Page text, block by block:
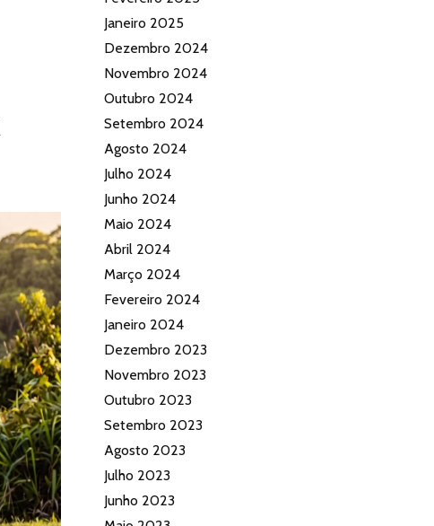
Janeiro 2025
Dezembro 2024
Novembro 2024
Outubro 2024
Setembro 2024
Agosto 2024
Julho 2024
Junho 2024
Maio 2024
Abril 2024
Março 2024
Fevereiro 2024
Janeiro 2024
Dezembro 2023
Novembro 2023
Outubro 2023
Setembro 2023
Agosto 2023
Julho 2023
Junho 2023